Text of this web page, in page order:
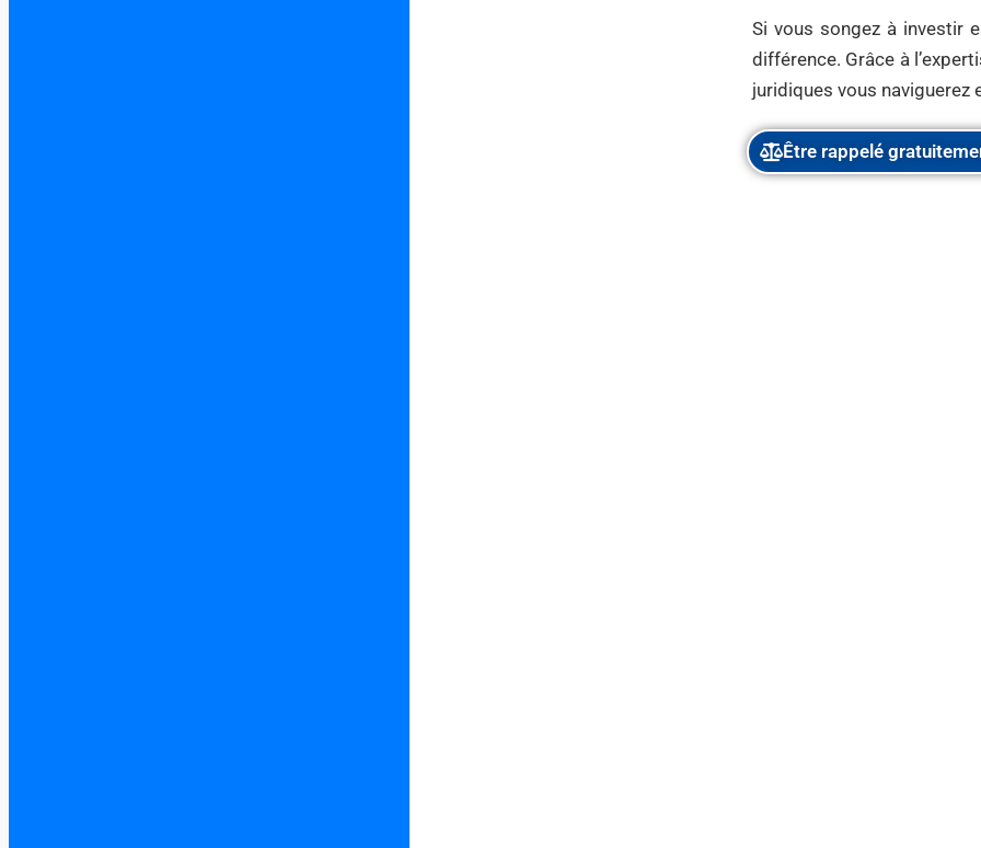
Si vous songez à investir
différence. Grâce à
juridiques vous naviguerez
Être rappelé